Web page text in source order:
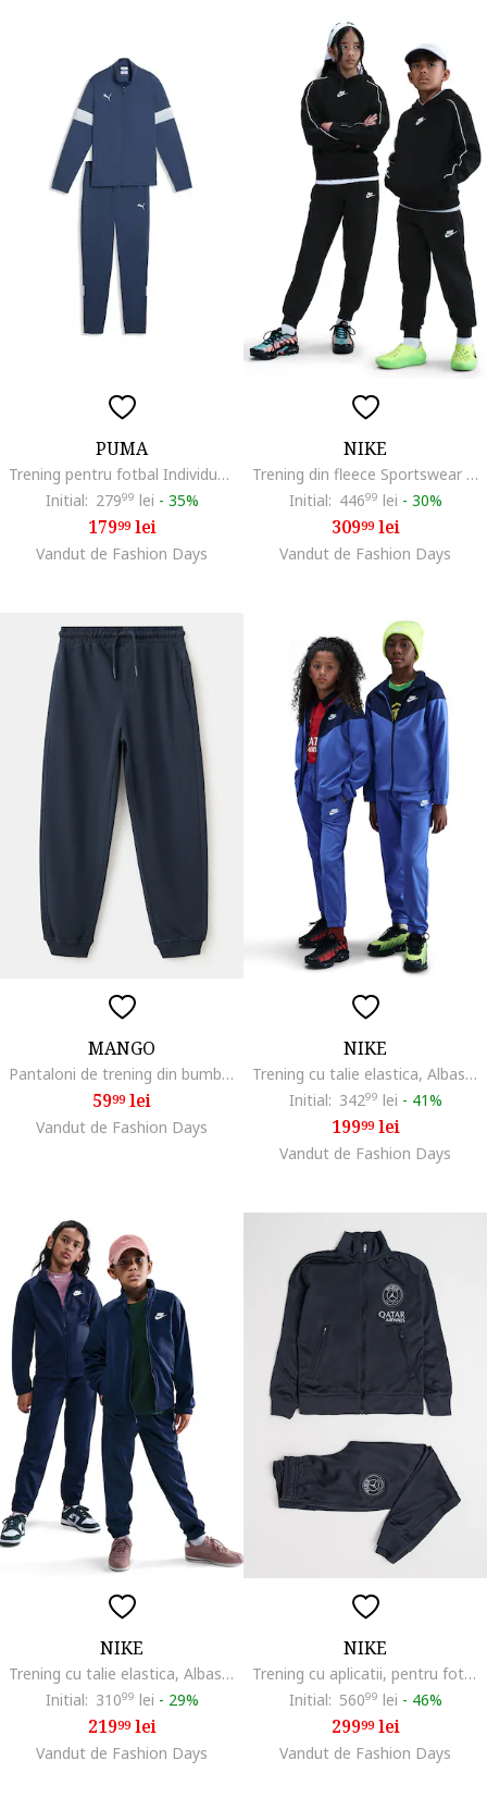
PUMA
Trening pentru fotbal Individual Rise, Alb/Albastru inchis
Initial: 27999 lei - 35%
17999lei
Vandut de Fashion Days
NIKE
Trening din fleece Sportswear Club, Alb/Negru
Initial: 44699 lei - 30%
30999lei
Vandut de Fashion Days
MANGO
Pantaloni de trening din bumbac cu buzunare laterale, Albastru ultramarin
5999lei
Vandut de Fashion Days
NIKE
Trening cu talie elastica, Albastru inchis/Albastru royal
Initial: 34299 lei - 41%
19999lei
Vandut de Fashion Days
NIKE
Trening cu talie elastica, Albastru inchis
Initial: 31099 lei - 29%
21999lei
Vandut de Fashion Days
NIKE
Trening cu aplicatii, pentru fotbal, Negru
Initial: 56099 lei - 46%
29999lei
Vandut de Fashion Days